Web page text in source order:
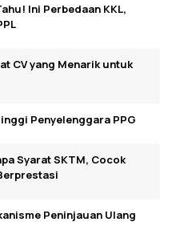
Ini Perbedaan KKL,
CV yang Menarik untuk
Penyelenggara PPG
Syarat SKTM, Cocok
Peninjauan Ulang